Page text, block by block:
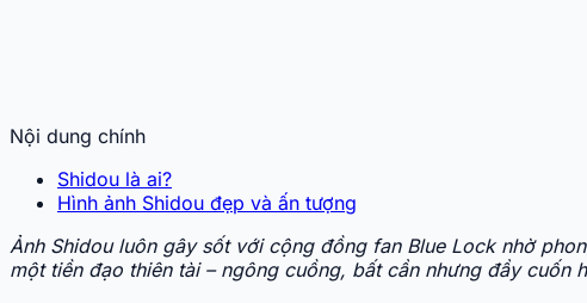
Nội dung chính
Shidou là ai?
Hình ảnh Shidou đẹp và ấn tượng
Ảnh Shidou luôn gây sốt với cộng đồng fan Blue Lock nhờ
một tiền đạo thiên tài – ngông cuồng, bất cần nhưng đầy cuốn